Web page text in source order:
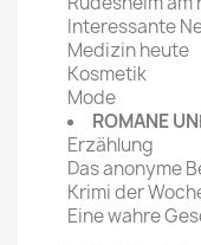
Interessante
Medizin heute
Kosmetik
Mode
ROMANE
Erzählung
Das anonyme
Krimi der
Eine wahre